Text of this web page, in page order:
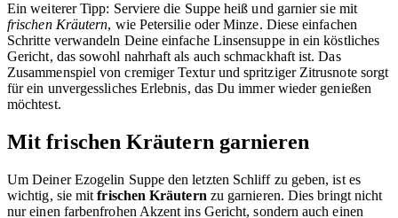
Ein weiterer Tipp: Serviere die Suppe heiß und garnier sie mit
frischen Kräutern, wie Petersilie oder Minze. Diese einfachen
Schritte verwandeln Deine einfache Linsensuppe in ein köstliches
Gericht, das sowohl nahrhaft als auch schmackhaft ist. Das
Zusammenspiel von cremiger Textur und spritziger Zitrusnote sorgt
für ein unvergessliches Erlebnis, das Du immer wieder genießen
möchtest.
Mit frischen Kräutern garnieren
Um Deiner Ezogelin Suppe den letzten Schliff zu geben, ist es
wichtig, sie mitfrischen Kräutern zu garnieren. Dies bringt nicht
nur einen farbenfrohen Akzent ins Gericht, sondern auch einen